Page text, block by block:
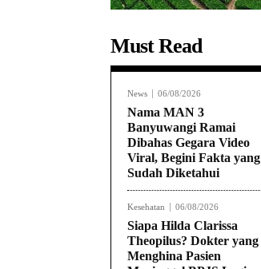
Must Read
News 06/08/2026
Nama MAN 3
Banyuwangi Ramai
Dibahas Gegara Video
Viral, Begini Fakta yang
Sudah Diketahui
Kesehatan 06/08/2026
Siapa Hilda Clarissa
Theopilus? Dokter yang
Menghina Pasien